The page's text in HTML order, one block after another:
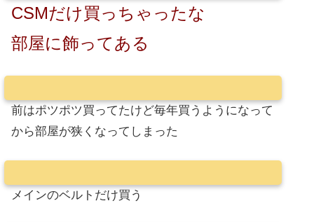
CSMだけ買っちゃったな
部屋に飾ってある
前はポツポツ買ってたけど毎年買うようになって
から部屋が狭くなってしまった
メインのベルトだけ買う